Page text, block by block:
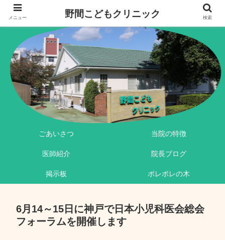
ごあいさつ 当院の特徴
医師紹介 院長ブログ
掲示板 ポレポレの木
6月14～15日に神戸で日本小児科医会総会
フォーラムを開催します
メニュー 野間こどもクリニック 検索